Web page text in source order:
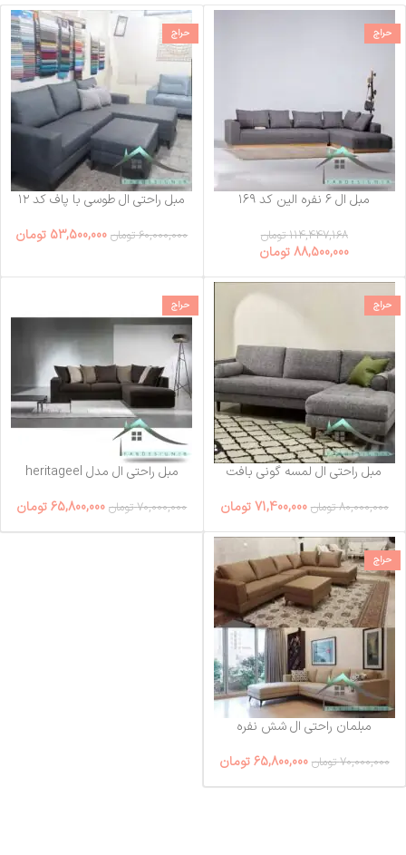
حراج
مبل ال ۶ نفره الین کد ۱۶۹
114,447,168 تومان
88,500,000 تومان
حراج
مبل راحتی ال طوسی با پاف کد ۱۲
60,000,000 تومان 53,500,000 تومان
حراج
مبل راحتی ال لمسه گونی بافت
80,000,000 تومان 71,400,000 تومان
حراج
مبل راحتی ال مدل heritageel
70,000,000 تومان 65,800,000 تومان
حراج
مبلمان راحتی ال شش نفره
70,000,000 تومان 65,800,000 تومان